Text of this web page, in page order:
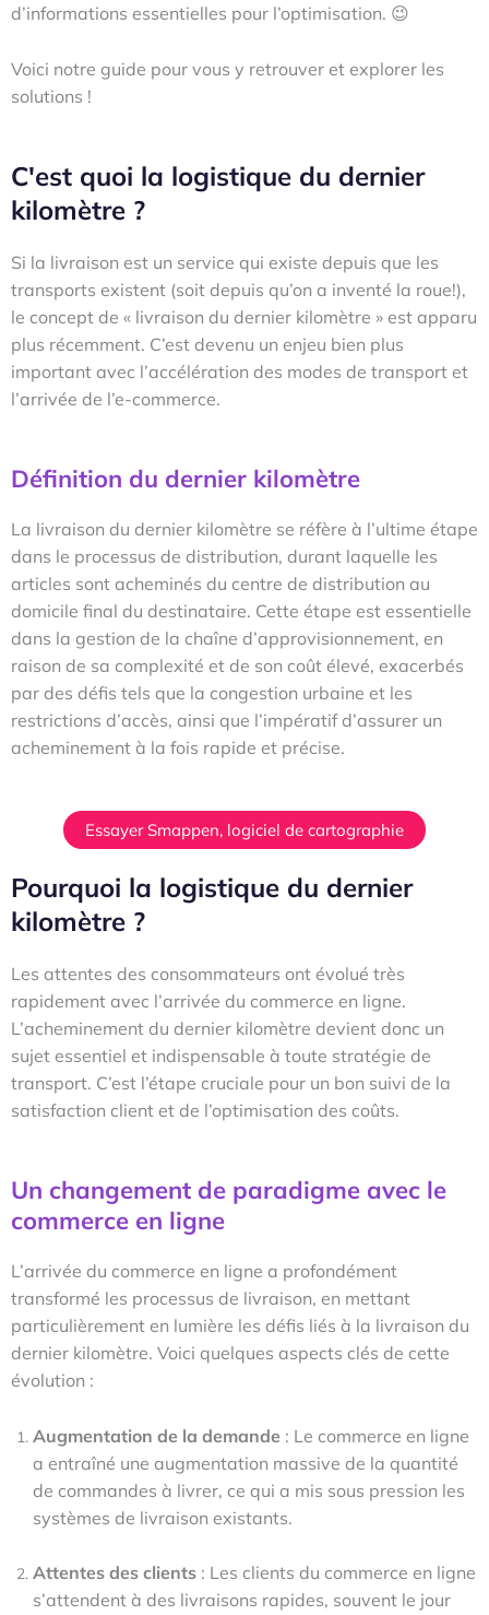
d’informations essentielles pour l’optimisation. 😉
Voici notre guide pour vous y retrouver et explorer les
solutions !
C'est quoi la logistique du dernier
kilomètre ?
Si la livraison est un service qui existe depuis que les
transports existent (soit depuis qu’on a inventé la roue!),
le concept de « livraison du dernier kilomètre » est apparu
plus récemment. C’est devenu un enjeu bien plus
important avec l’accélération des modes de transport et
l’arrivée de l’e-commerce.
Définition du dernier kilomètre
La livraison du dernier kilomètre se réfère à l’ultime étape
dans le processus de distribution, durant laquelle les
articles sont acheminés du centre de distribution au
domicile final du destinataire. Cette étape est essentielle
dans la gestion de la chaîne d’approvisionnement, en
raison de sa complexité et de son coût élevé, exacerbés
par des défis tels que la congestion urbaine et les
restrictions d’accès, ainsi que l’impératif d’assurer un
acheminement à la fois rapide et précise.
Essayer Smappen, logiciel de cartographie
Pourquoi la logistique du dernier
kilomètre ?
Les attentes des consommateurs ont évolué très
rapidement avec l’arrivée du commerce en ligne.
L’acheminement du dernier kilomètre devient donc un
sujet essentiel et indispensable à toute stratégie de
transport. C’est l’étape cruciale pour un bon suivi de la
satisfaction client et de l’optimisation des coûts.
Un changement de paradigme avec le
commerce en ligne
L’arrivée du commerce en ligne a profondément
transformé les processus de livraison, en mettant
particulièrement en lumière les défis liés à la livraison du
dernier kilomètre. Voici quelques aspects clés de cette
évolution :
Augmentation de la demande : Le commerce en ligne
a entraîné une augmentation massive de la quantité
de commandes à livrer, ce qui a mis sous pression les
systèmes de livraison existants.
Attentes des clients : Les clients du commerce en ligne
s’attendent à des livraisons rapides, souvent le jour